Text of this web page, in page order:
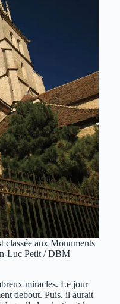
classée aux Monuments
Luc Petit / DBM
miracles. Le jour
debout. Puis, il aurait